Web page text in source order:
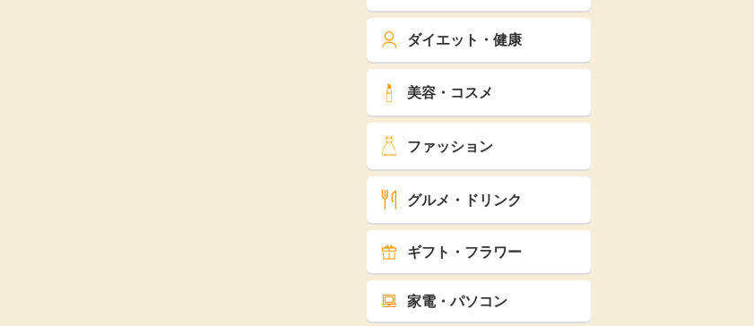
ダイエット・健康
美容・コスメ
ファッション
グルメ・ドリンク
ギフト・フラワー
家電・パソコン